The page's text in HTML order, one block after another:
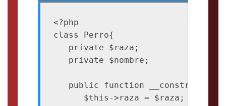
<?php
class Perro{
   private $raza;
   private $nombre;
public function
      $this->raza = $raza;